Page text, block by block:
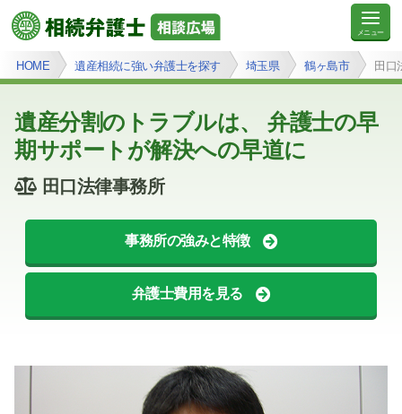
HOME 遺産相続に強い弁護士を探す 埼玉県 鶴ヶ島市 田口
遺産分割のトラブルは、 弁護士の早
期サポートが解決への早道に
田口法律事務所
事務所の強みと特徴
弁護士費用を見る